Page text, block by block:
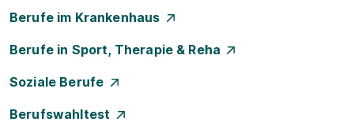
Berufe im Krankenhaus
Berufe in Sport, Therapie & Reha
Soziale Berufe
Berufswahltest